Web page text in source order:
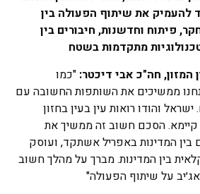
להעמיק את שיתוף הפעולה בין
פיתוח וחדשנות, חיבורים בין
מתקדמות בשטח
המזון, חה"כ אבי דיכטר: "כמו
ממשיכים את השותפות החשובה עם
והודו רואות עין בעין בחזון
קיימא. הסכם חשוב זה ממשיך את
המדינות באפריל אשתקד, ועוסק
בין המדינות. מברך על מהלך חשוב
על שיתוף הפעולה"